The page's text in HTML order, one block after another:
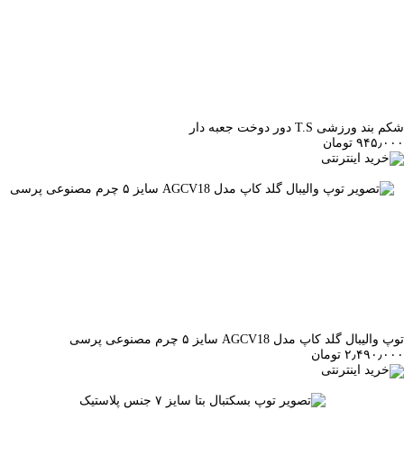
شکم بند ورزشی T.S دور دوخت جعبه دار
۹۴۵٫۰۰۰ تومان
خرید اینترنتی
توپ والیبال گلد کاپ مدل AGCV18 سایز ۵ چرم مصنوعی پرسی
۲٫۴۹۰٫۰۰۰ تومان
خرید اینترنتی